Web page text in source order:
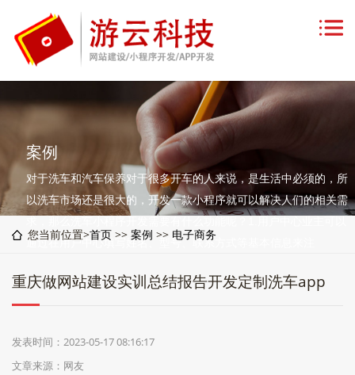
案例
对于洗车和汽车保养对于很多开车的人来说，是生活中必须的，所
以洗车市场还是很大的，开发一款小程序就可以解决人们的相关需
通过在用户中心填写姓名、型号、联系方式等基本信息来注
您当前位置>首页 >> 案例 >> 电子商务
重庆做网站建设实训总结报告开发定制洗车app
发表时间：2023-05-17 08:16:17
文章来源：网友